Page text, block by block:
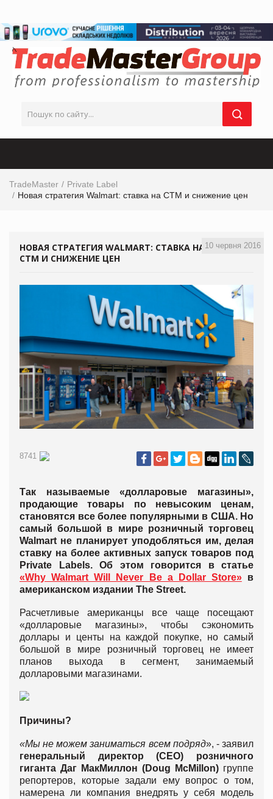
TradeMaster
Private Label
Новая стратегия Walmart: ставка на СТМ и снижение цен
10 червня 2016
НОВАЯ СТРАТЕГИЯ WALMART: СТАВКА НА
СТМ И СНИЖЕНИЕ ЦЕН
8741
Так называемые «долларовые магазины»,
продающие товары по невысоким ценам,
становятся все более популярными в США. Но
самый большой в мире розничный торговец
Walmart не планирует уподобляться им, делая
ставку на более активных запуск товаров под
Private Labels. Об этом говорится в статье
«Why Walmart Will Never Be a Dollar Store»в
американском издании The Street.
Расчетливые американцы все чаще посещают
«долларовые магазины», чтобы сэкономить
доллары и центы на каждой покупке, но самый
большой в мире розничный торговец не имеет
планов выхода в сегмент, занимаемый
долларовыми магазинами.
Причины?
«Мы не можем заниматься всем подряд», - заявил
генеральный директор (CEO) розничного
гиганта Даг МакМиллон (Doug McMillon) группе
репортеров, которые задали ему вопрос о том,
намерена ли компания внедрять у себя модель